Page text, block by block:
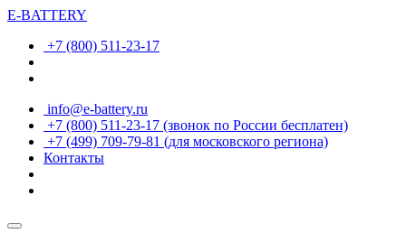
E-BATTERY
+7 (800) 511-23-17
info@e-battery.ru
+7 (800) 511-23-17 (звонок по России бесплатен)
+7 (499) 709-79-81 (для московского региона)
Контакты